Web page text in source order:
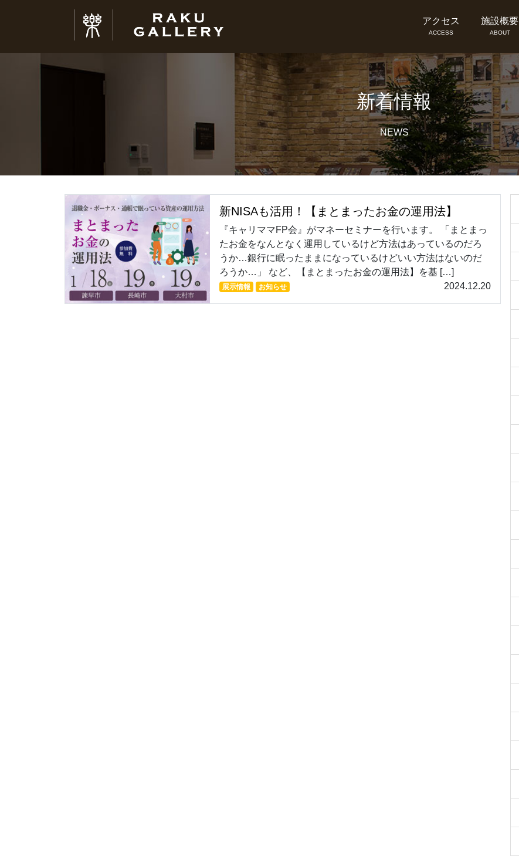
アクセス
ACCESS
施設概要
ABOUT
新着情報
NEWS
新NISAも活用！【まとまったお金の運用法】
『キャリママFP会』がマネーセミナーを行います。 「まとまっ
たお金をなんとなく運用しているけど方法はあっているのだろ
うか…銀行に眠ったままになっているけどいい方法はないのだ
ろうか…」 など、【まとまったお金の運用法】を基 […]
展示情報 お知らせ 2024.12.20